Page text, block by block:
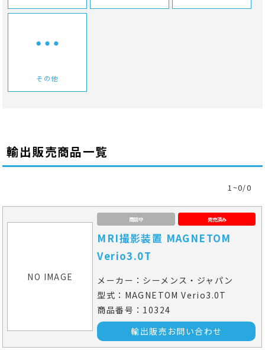
その他
輸出販売商品一覧
1~0/0
NO IMAGE
商談中 完売済み
MRI撮影装置 MAGNETOM
Verio3.0T
メーカー：シーメンス・ジャパン
型式：MAGNETOM Verio3.0T
商品番号：10324
輸出販売お問い合わせ